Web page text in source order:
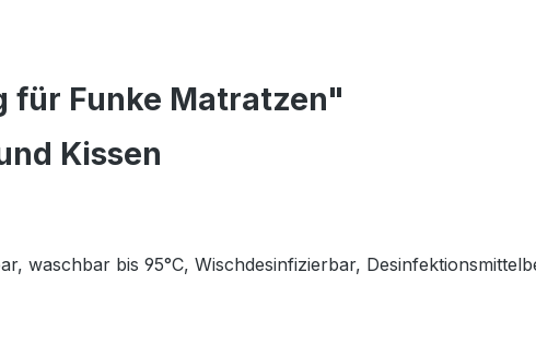
für Funke Matratzen"
Kissen
waschbar bis 95°C, Wischdesinfizierbar,